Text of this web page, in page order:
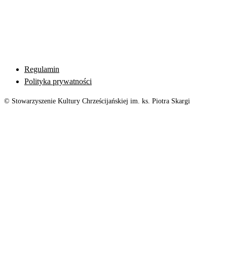
Regulamin
Polityka prywatności
© Stowarzyszenie Kultury Chrześcijańskiej im. ks. Piotra Skargi